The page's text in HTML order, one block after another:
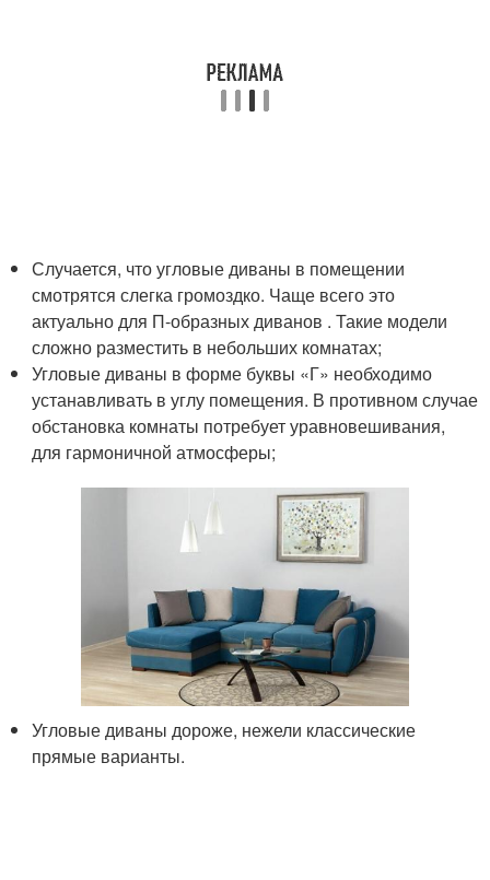
Случается, что угловые диваны в помещении
смотрятся слегка громоздко. Чаще всего это
актуально для П-образных диванов . Такие модели
сложно разместить в небольших комнатах;
Угловые диваны в форме буквы «Г» необходимо
устанавливать в углу помещения. В противном случае
обстановка комнаты потребует уравновешивания,
для гармоничной атмосферы;
Угловые диваны дороже, нежели классические
прямые варианты.